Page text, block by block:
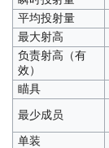
平均投射量
最大射高
负责射高（有
效）
瞄具
最少成员
单装